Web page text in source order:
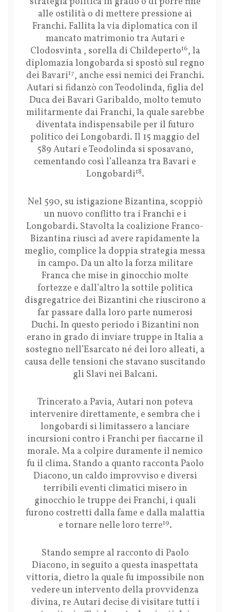
alle ostilità o di mettere pressione ai
Franchi. Fallita la via diplomatica con il
mancato matrimonio tra Autari e
Clodosvinta , sorella di Childeperto16, la
diplomazia longobarda si spostò sul regno
dei Bavari17, anche essi nemici dei Franchi.
Autari si fidanzò con Teodolinda, figlia del
Duca dei Bavari Garibaldo, molto temuto
militarmente dai Franchi, la quale sarebbe
diventata indispensabile per il futuro
politico dei Longobardi. Il 15 maggio del
589 Autari e Teodolinda si sposavano,
cementando così l’alleanza tra Bavari e
Longobardi18.
Nel 590, su istigazione Bizantina, scoppiò
un nuovo conflitto tra i Franchi e i
Longobardi. Stavolta la coalizione Franco-
Bizantina riuscì ad avere rapidamente la
meglio, complice la doppia strategia messa
in campo. Da un alto la forza militare
Franca che mise in ginocchio molte
fortezze e dall’altro la sottile politica
disgregatrice dei Bizantini che riuscirono a
far passare dalla loro parte numerosi
Duchi. In questo periodo i Bizantini non
erano in grado di inviare truppe in Italia a
sostegno nell’Esarcato né dei loro alleati, a
causa delle tensioni che stavano suscitando
gli Slavi nei Balcani.
Trincerato a Pavia, Autari non poteva
intervenire direttamente, e sembra che i
longobardi si limitassero a lanciare
incursioni contro i Franchi per fiaccarne il
morale. Ma a colpire duramente il nemico
fu il clima. Stando a quanto racconta Paolo
Diacono, un caldo improvviso e diversi
terribili eventi climatici misero in
ginocchio le truppe dei Franchi, i quali
furono costretti dalla fame e dalla malattia
e tornare nelle loro terre19.
Stando sempre al racconto di Paolo
Diacono, in seguito a questa inaspettata
vittoria, dietro la quale fu impossibile non
vedere un intervento della provvidenza
divina, re Autari decise di visitare tutti i